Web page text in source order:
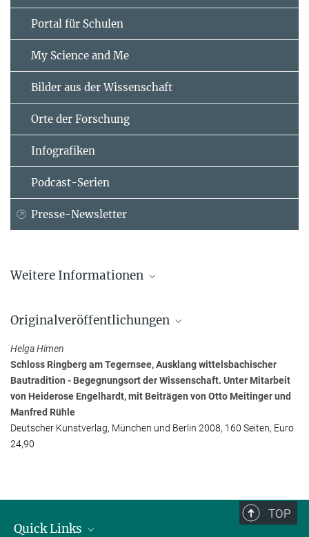
Portal für Schulen
My Science and Me
Bilder aus der Wissenschaft
Orte der Forschung
Infografiken
Podcast-Serien
Presse-Newsletter
Weitere Informationen
Planck-Gesellschaft
Originalveröffentlichungen
Helga Himen
Schloss Ringberg am Tegernsee, Ausklang wittelsbachischer
Bautradition - Begegnungsort der Wissenschaft. Unter Mitarbeit
von Heiderose Engelhardt, mit Beiträgen von Otto Meitinger und
Manfred Rühle
Deutscher Kunstverlag, München und Berlin 2008, 160 Seiten, Euro
24,90
TOP
Quick Links